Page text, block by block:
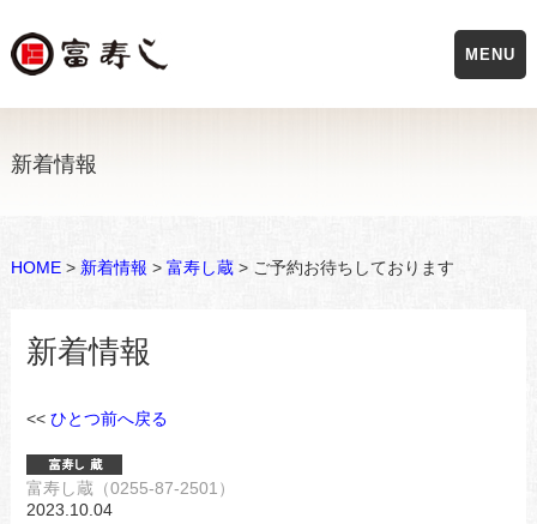
新着情報
HOME> 新着情報 > 富寿し蔵> ご予約お待ちしております
新着情報
<< ひとつ前へ戻る
富寿し蔵（0255-87-2501）
2023.10.04
MENU